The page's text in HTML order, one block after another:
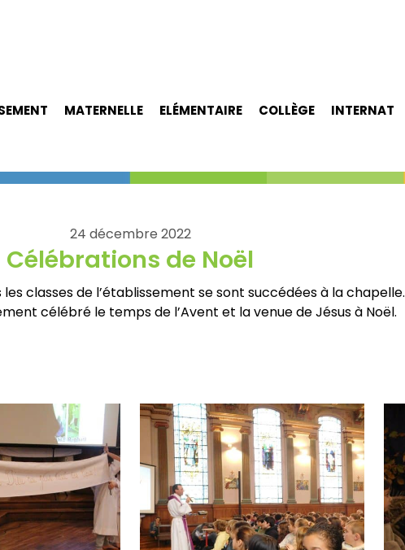
MATERNELLE ELÉMENTAIRE COLLÈGE INTERNAT
24 décembre 2022
Célébrations de Noël
classes de l’établissement se sont succédées à la chapelle.
célébré le temps de l’Avent et la venue de Jésus à Noël.